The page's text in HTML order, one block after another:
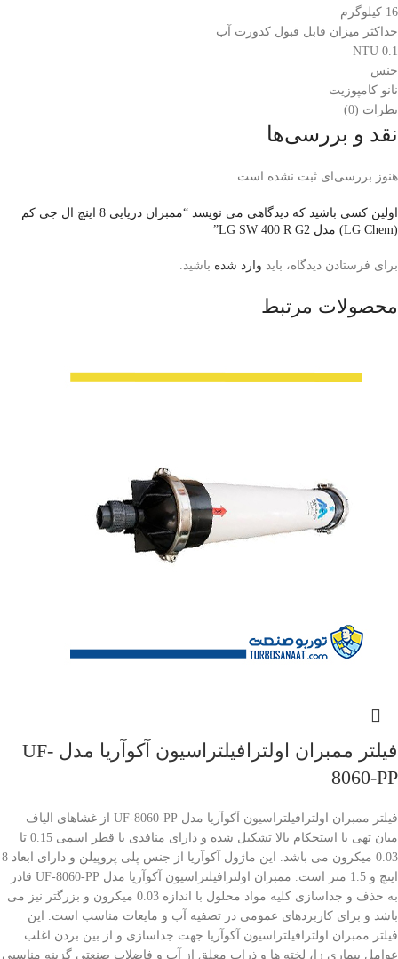
16 کیلوگرم
حداکثر میزان قابل قبول کدورت آب
0.1 NTU
جنس
نانو کامپوزیت
نظرات (0)
نقد و بررسی‌ها
هنوز بررسی‌ای ثبت نشده است.
اولین کسی باشید که دیدگاهی می نویسد “ممبران دریایی 8 اینچ ال جی کم
(LG Chem) مدل LG SW 400 R G2”
برای فرستادن دیدگاه، باید وارد شده باشید.
محصولات مرتبط
فیلتر ممبران اولترافیلتراسیون آکوآریا مدل UF-
8060-PP
فیلتر ممبران اولترافیلتراسیون آکوآریا مدل UF-8060-PP از غشاهای الیاف
میان تهی با استحکام بالا تشکیل شده و دارای منافذی با قطر اسمی 0.15 تا
0.03 میکرون می باشد. این ماژول آکوآریا از جنس پلی پروپیلن و دارای ابعاد 8
اینچ و 1.5 متر است. ممبران اولترافیلتراسیون آکوآریا مدل UF-8060-PP قادر
به حذف و جداسازی کلیه مواد محلول با اندازه 0.03 میکرون و بزرگتر نیز می
باشد و برای کاربردهای عمومی در تصفیه آب و مایعات مناسب است. این
فیلتر ممبران اولترافیلتراسیون آکوآریا جهت جداسازی و از بین بردن اغلب
عوامل بیماری زا، لخته ها و ذرات معلق از آب و فاضلاب صنعتی گزینه مناسبی